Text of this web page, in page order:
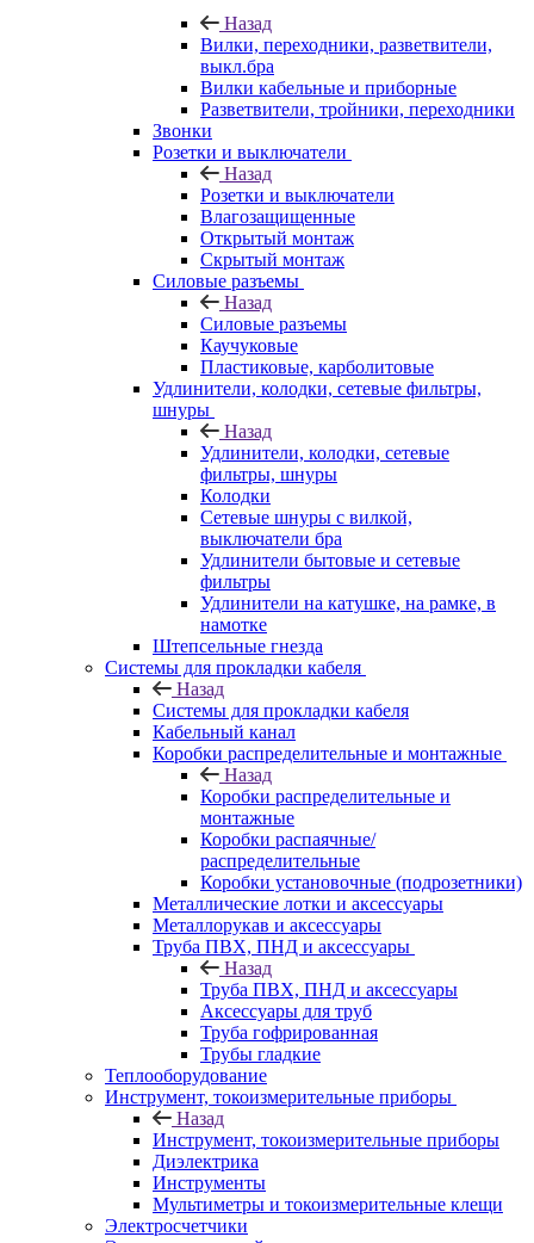
Назад
Вилки, переходники, разветвители,
выкл.бра
Вилки кабельные и приборные
Разветвители, тройники, переходники
Звонки
Розетки и выключатели
Назад
Розетки и выключатели
Влагозащищенные
Открытый монтаж
Скрытый монтаж
Силовые разъемы
Назад
Силовые разъемы
Каучуковые
Пластиковые, карболитовые
Удлинители, колодки, сетевые фильтры,
шнуры
Назад
Удлинители, колодки, сетевые
фильтры, шнуры
Колодки
Сетевые шнуры с вилкой,
выключатели бра
Удлинители бытовые и сетевые
фильтры
Удлинители на катушке, на рамке, в
намотке
Штепсельные гнезда
Системы для прокладки кабеля
Назад
Системы для прокладки кабеля
Кабельный канал
Коробки распределительные и монтажные
Назад
Коробки распределительные и
монтажные
Коробки распаячные/
распределительные
Коробки установочные (подрозетники)
Металлические лотки и аксессуары
Металлорукав и аксессуары
Труба ПВХ, ПНД и аксессуары
Назад
Труба ПВХ, ПНД и аксессуары
Аксессуары для труб
Труба гофрированная
Трубы гладкие
Теплооборудование
Инструмент, токоизмерительные приборы
Назад
Инструмент, токоизмерительные приборы
Диэлектрика
Инструменты
Мультиметры и токоизмерительные клещи
Электросчетчики